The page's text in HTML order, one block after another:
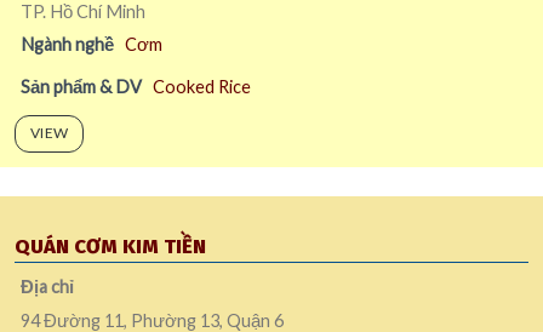
TP. Hồ Chí Minh
Ngành nghề Cơm
Sản phẩm & DV Cooked Rice
VIEW
QUÁN CƠM KIM TIỀN
Địa chỉ
94 Đường 11, Phường 13, Quận 6